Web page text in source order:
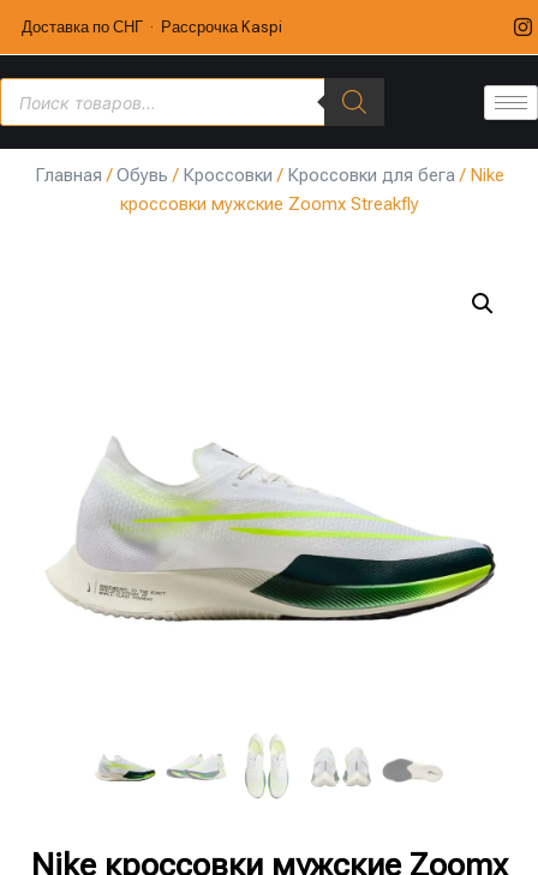
Доставка по СНГ · Рассрочка Kaspi
Главная /Обувь / Кроссовки / Кроссовки для бега/ Nike
кроссовки мужские Zoomx Streakfly
Nike кроссовки мужские Zoomx